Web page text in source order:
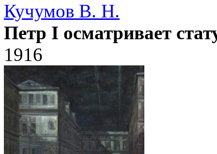
Кучумов В. Н.
Петр I осматривает
1916